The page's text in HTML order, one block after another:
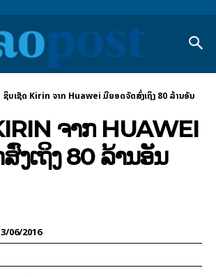
ຊິບເຊັດ Kirin ຈາກ Huawei ມີຍອດຈັດສົ່ງເຖິງ 80 ລ້ານອັນ
ຈາກ HUAWEI
ງເຖິງ 80 ລ້ານອັນ
06/2016